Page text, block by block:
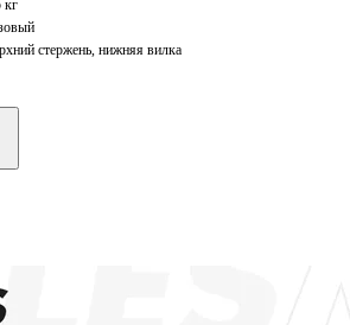
кг
стержень, нижняя вилка